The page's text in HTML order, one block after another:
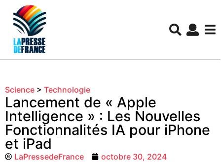
Science > Technologie
Lancement de « Apple
Intelligence » : Les Nouvelles
Fonctionnalités IA pour iPhone
et iPad
LaPressedeFrance
octobre 30, 2024